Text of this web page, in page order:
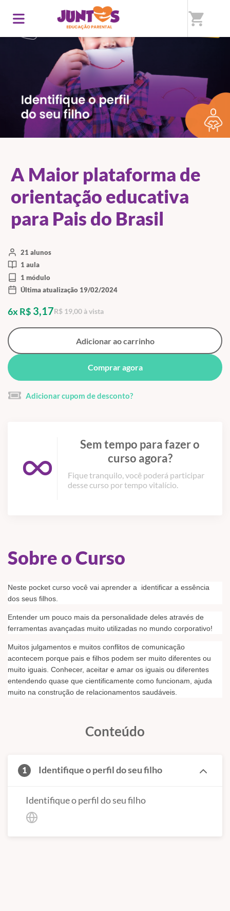
shopping_cart
A Maior plataforma de
orientação educativa
para Pais do Brasil
21 alunos
1 aula
1 módulo
Última atualização 19/02/2024
6x R$ 3,17R$ 19,00 à vista
Adicionar ao carrinho
Comprar agora
Adicionar cupom de desconto?
Sem tempo para fazer o
curso agora?
Fique tranquilo, você poderá participar
desse curso por tempo vitalício.
Sobre o Curso
Neste pocket curso você vai aprender a identificar a essência
dos seus filhos.
Entender um pouco mais da personalidade deles através de
ferramentas avançadas muito utilizadas no mundo corporativo!
Muitos julgamentos e muitos conflitos de comunicação
acontecem porque pais e filhos podem ser muito diferentes ou
muito iguais. Conhecer, aceitar e amar os iguais ou diferentes
entendendo quase que cientificamente como funcionam, ajuda
muito na construção de relacionamentos saudáveis.
Conteúdo
1 Identifique o perfil do seu filho
Identifique o perfil do seu filho